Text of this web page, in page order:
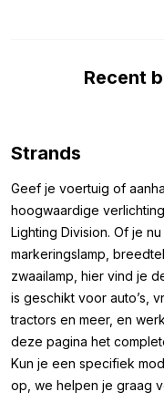
campers tot
stoten, stof en water,
omstandigheden
zichtbaarheid wilt of
zoekt, deze Strands
betrouwbare en stijlvolle
Afmetingen:
Omdat je zeker wilt zijn
monteren, is het
afmetingen van de
” zijn als volgt:
Recent
Strands
Geef je voertuig of
hoogwaardige
Lighting Division. Of je
markeringslamp,
zwaailamp, hier vind je
is geschikt voor auto’s,
tractors en meer, en
deze pagina het
Kun je een specifiek
op, we helpen je graag